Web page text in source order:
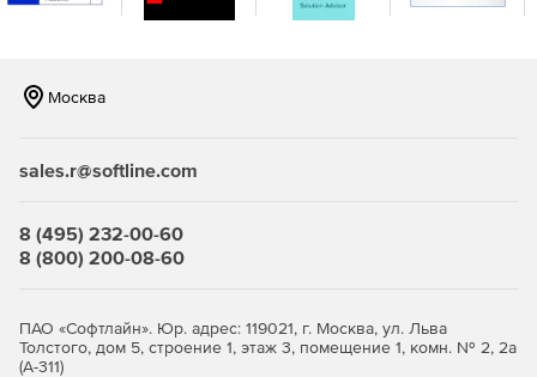
Возможна репликация и распределение копий между
защита от вирусов‑шифровальщиков на базе ИИ,
протокол BSP), парольная защита резервных копий и
Эффективное использование ресурсов и снижение
сеть и хранилища. Гибкие фильтры позволяют
исключать ненужные данные на уровне дисков, папок
Москва
sales.r@softline.com
8 (495) 232-00-60
8 (800) 200-08-60
ПАО «Софтлайн». Юр. адрес: 119021, г. Москва, ул. Льва
Толстого, дом 5, строение 1, этаж 3, помещение 1, комн. № 2, 2а
(А-311)